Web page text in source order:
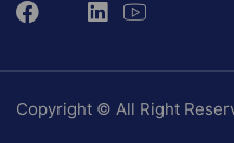
Copyright © All Right